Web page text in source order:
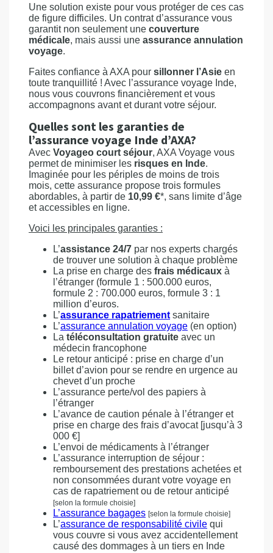
Une solution existe pour vous protéger de ces cas
de figure difficiles. Un contrat d’assurance vous
garantit non seulement une couverture
médicale, mais aussi une assurance annulation
voyage.
Faites confiance à AXA pour sillonner l’Asie en
toute tranquillité ! Avec l’assurance voyage Inde,
nous vous couvrons financièrement et vous
accompagnons avant et durant votre séjour.
Quelles sont les garanties de
l’assurance voyage Inde d’AXA?
Avec Voyageo court séjour, AXA Voyage vous
permet de minimiser les risques en Inde.
Imaginée pour les périples de moins de trois
mois, cette assurance propose trois formules
abordables, à partir de 10,99 €*, sans limite d’âge
et accessibles en ligne.
Voici les principales garanties :
L’assistance 24/7 par nos experts chargés
de trouver une solution à chaque problème
La prise en charge des frais médicaux à
l’étranger (formule 1 : 500.000 euros,
formule 2 : 700.000 euros, formule 3 : 1
million d’euros.
L’assurance rapatriement sanitaire
L’assurance annulation voyage (en option)
La téléconsultation gratuite avec un
médecin francophone
Le retour anticipé : prise en charge d’un
billet d’avion pour se rendre en urgence au
chevet d’un proche
L’assurance perte/vol des papiers à
l’étranger
L’avance de caution pénale à l’étranger et
prise en charge des frais d’avocat [jusqu’à 3
000 €]
L’envoi de médicaments à l’étranger
L’assurance interruption de séjour :
remboursement des prestations achetées et
non consommées durant votre voyage en
cas de rapatriement ou de retour anticipé
[selon la formule choisie]
L’assurance bagages [selon la formule choisie]
L’assurance de responsabilité civile qui
vous couvre si vous avez accidentellement
causé des dommages à un tiers en Inde